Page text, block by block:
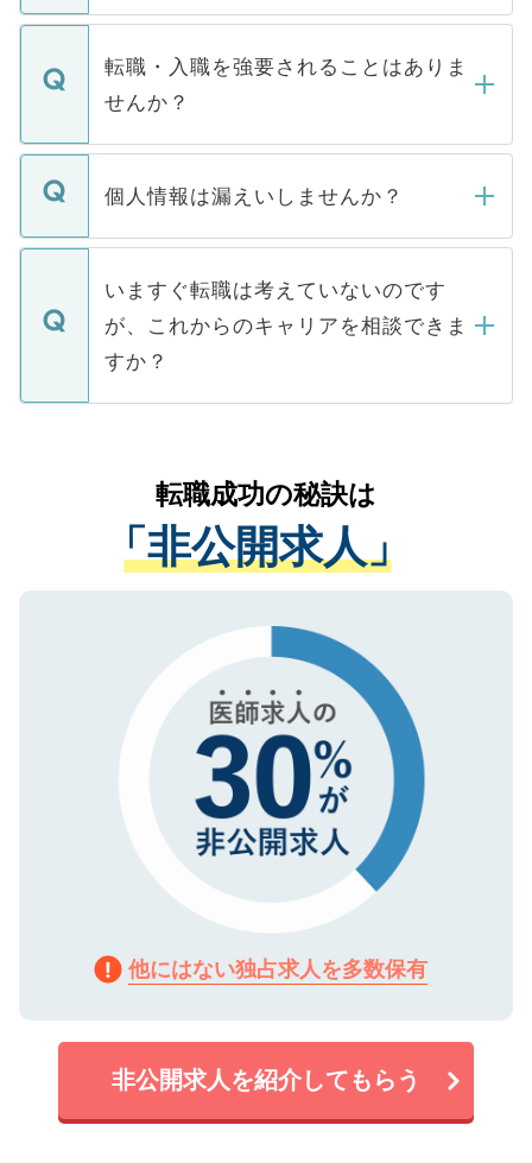
ます。通常、5営業日以内にはご連絡をせて
いただきますので、しばらくお待ちくださ
マイナビDOCTORで取り扱っている求人の
うち約3割は、Webサイトからご覧いただ
けない「非公開求人」です。非公開求人は
下記の理由によって、一般には公開してい
ません。
■応募殺到を避けるため 人気のある医療機
関を公にしてしまうと、応募が殺到する場
に、医療機関が求める条件に合った人材の
みを人材紹介会社に依頼するケースが増え
ています。
転職・入職を強要されることはありま
せんか？
転職・入職を強要することは一切ありませ
ん。また、仮に応募先から内定をいただい
定を承諾する必要はありません。内定先へ
の辞退の連絡はキャリアパートナーが行い
個人情報は漏えいしませんか？
個人情報が漏えいすることはありませんの
で、ご安心ください。当サイトからの登録
などで収集したご登録者様の個人情報は、
ご本人のキャリアアップおよび転職活動の
支援を目的に使用いたします。お預かりし
ているすべての個人データはご本人の許可
は、個人情報の取り扱いについての厳密な
管理基準を満たした事業者のみに付与され
る、プライバシーマークを取得済みです。
で、機密保持に関してもご安心ください。
いますぐ転職は考えていないのです
が、これからのキャリアを相談できま
すか？
かがいして、現在の医療機関の状況や紹介
経験をまじえながら、適切なアドバイスを
させていただきます。すぐにご転職をされ
ない方には、長期的なサポートが可能です
ので、まずはご登録ください。
転職成功の秘訣は
「非公開求人」
他にはない独占求人を多数保有
非公開求人を紹介してもらう